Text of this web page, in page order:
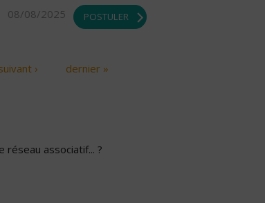
08/08/2025 POSTULER
› dernier »
associatif... ?